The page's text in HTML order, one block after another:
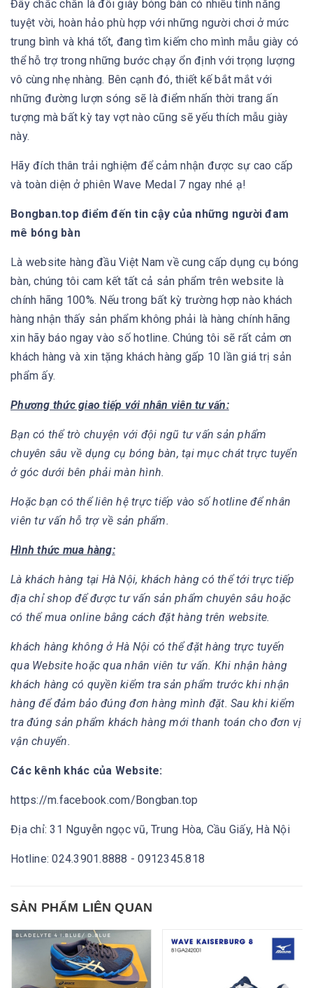
Đây chắc chắn là đôi giày bóng bàn có nhiều tính năng
tuyệt vời, hoàn hảo phù hợp với những người chơi ở mức
trung bình và khá tốt, đang tìm kiếm cho mình mẫu giày có
thể hỗ trợ trong những bước chạy ổn định với trọng lượng
vô cùng nhẹ nhàng. Bên cạnh đó, thiết kế bắt mắt với
những đường lượn sóng sẽ là điểm nhấn thời trang ấn
tượng mà bất kỳ tay vợt nào cũng sẽ yếu thích mẫu giày
này.
Hãy đích thân trải nghiệm để cảm nhận được sự cao cấp
và toàn diện ở phiên Wave Medal 7 ngay nhé ạ!
Bongban.top điểm đến tin cậy của những người đam
mê bóng bàn
Là website hàng đầu Việt Nam về cung cấp dụng cụ bóng
bàn, chúng tôi cam kết tất cả sản phẩm trên website là
chính hãng 100%. Nếu trong bất kỳ trường hợp nào khách
hàng nhận thấy sản phẩm không phải là hàng chính hãng
xin hãy báo ngay vào số hotline. Chúng tôi sẽ rất cảm ơn
khách hàng và xin tặng khách hàng gấp 10 lần giá trị sản
phẩm ấy.
Phương thức giao tiếp với nhân viên tư vấn:
Bạn có thể trò chuyện với đội ngũ tư vấn sản phẩm
chuyên sâu về dụng cụ bóng bàn, tại mục chát trực tuyển
ở góc dưới bên phải màn hình.
Hoặc bạn có thể liên hệ trực tiếp vào số hotline để nhân
viên tư vấn hỗ trợ về sản phẩm.
Hình thức mua hàng:
Là khách hàng tại Hà Nội, khách hàng có thể tới trực tiếp
địa chỉ shop để được tư vấn sản phẩm chuyên sâu hoặc
có thể mua online bằng cách đặt hàng trên website.
khách hàng không ở Hà Nội có thể đặt hàng trực tuyến
qua Website hoặc qua nhân viên tư vấn. Khi nhận hàng
khách hàng có quyền kiểm tra sản phẩm trước khi nhận
hàng để đảm bảo đúng đơn hàng mình đặt. Sau khi kiểm
tra đúng sản phẩm khách hàng mới thanh toán cho đơn vị
vận chuyển.
Các kênh khác của Website:
https://m.facebook.com/Bongban.top
Địa chỉ: 31 Nguyễn ngọc vũ, Trung Hòa, Cầu Giấy, Hà Nội
Hotline: 024.3901.8888 - 0912345.818
SẢN PHẨM LIÊN QUAN